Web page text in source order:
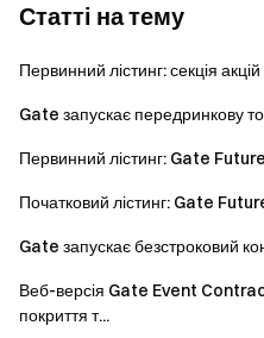
Статті на тему
Первинний лістинг: секція
Gate запускає передринкову
Первинний лістинг: Gate
Початковий лістинг: Gate
Gate запускає безстроковий
Веб-версія Gate Event
покриття т...